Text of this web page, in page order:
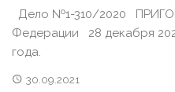
Дело №1-310/2020
Федерации 28 декабря
года.
30.09.2021